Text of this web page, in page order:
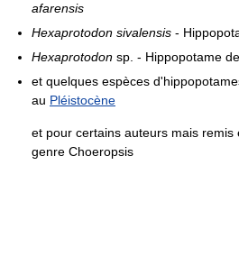
afarensis
Hexaprotodon sivalensis -
Hexaprotodon sp. - Hippopotame
et quelques espèces
au Pléistocène
et pour certains auteurs mais
genre Choeropsis